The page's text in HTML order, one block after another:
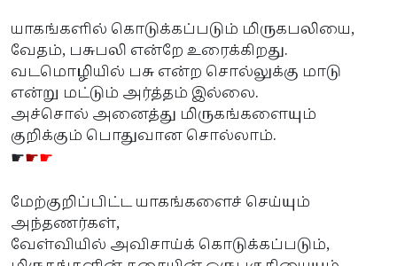
யாகங்களில் கொடுக்கப்படும் மிருகபலியை,
வேதம், பசுபலி என்றே உரைக்கிறது.
வடமொழியில் பசு என்ற சொல்லுக்கு மாடு
என்று மட்டும் அர்த்தம் இல்லை.
அச்சொல் அனைத்து மிருகங்களையும்
குறிக்கும் பொதுவான சொல்லாம்.
☛☛☛
மேற்குறிப்பிட்ட யாகங்களைச் செய்யும்
அந்தணர்கள்,
வேள்வியில் அவிசாய்க் கொடுக்கப்படும்,